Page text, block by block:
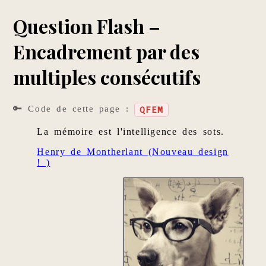
Question Flash –
Encadrement par des
multiples consécutifs
🔑 Code de cette page : QFEM
La mémoire est l'intelligence des sots.
Henry de Montherlant (Nouveau design
! )